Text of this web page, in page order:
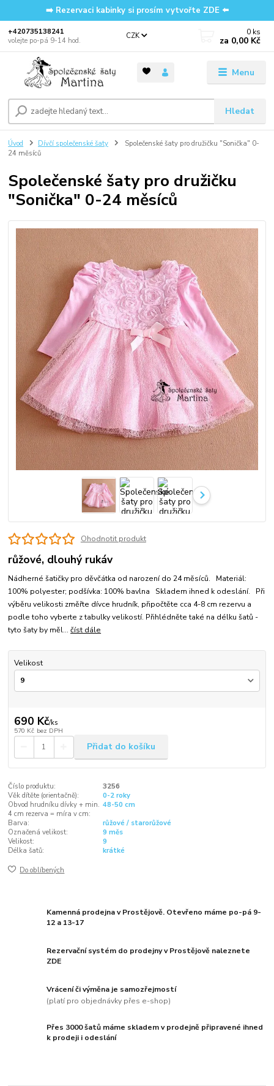
➡️ Rezervaci kabinky si prosím vytvořte ZDE ⬅️
Menu
CZK
Hledat
‭+420735138241
volejte po-pá 9-14 hod.
0 ks
za 0,00 Kč
Úvod Dívčí společenské šaty
Společenské šaty pro družičku "Sonička" 0-
24 měsíců
Společenské šaty pro družičku
"Sonička" 0-24 měsíců
Ohodnotit produkt
růžové, dlouhý rukáv
Nádherné šatičky pro děvčátka od narození do 24 měsíců. Materiál:
100% polyester; podšívka: 100% bavlna Skladem ihned k odeslání. Při
výběru velikosti změřte dívce hrudník, připočtěte cca 4-8 cm rezervu a
podle toho vyberte z tabulky velikostí. Přihlédněte také na délku šatů -
tyto šaty by měl...číst dále
Velikost
690 Kč/ks
570 Kč bez DPH
Přidat do košíku
Číslo produktu:
3256
Věk dítěte (orientačně):
0-2 roky
Obvod hrudníku dívky + min.
4 cm rezerva = míra v cm:
48-50 cm
Barva:
růžové / starorůžové
Označená velikost:
9 měs
Velikost:
9
Délka šatů:
krátké
Do oblíbených
Kamenná prodejna v Prostějově. Otevřeno máme po-pá 9-
12 a 13-17
Rezervační systém do prodejny v Prostějově naleznete
ZDE
Vrácení či výměna je samozřejmostí
(platí pro objednávky přes e-shop)
Přes 3000 šatů máme skladem v prodejně připravené ihned
k prodeji i odeslání